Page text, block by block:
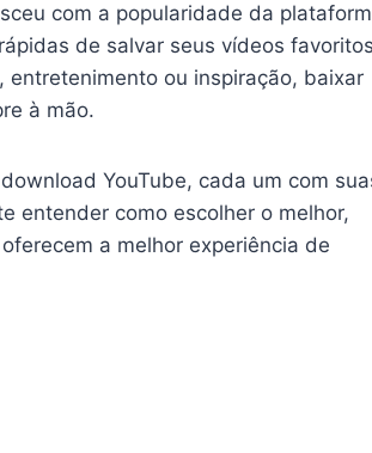
com a popularidade da
de salvar seus vídeos favoritos
entretenimento ou inspiração, baixar
à mão.
YouTube, cada um com
entender como escolher o melhor,
a melhor experiência de